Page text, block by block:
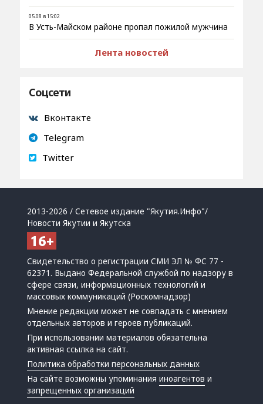
05.08 в 15:02
В Усть-Майском районе пропал пожилой мужчина
Лента новостей
Соцсети
Вконтакте
Telegram
Twitter
2013-2026 / Сетевое издание "Якутия.Инфо"/
Новости Якутии и Якутска
Свидетельство о регистрации СМИ ЭЛ № ФС 77 -
62371. Выдано Федеральной службой по надзору в
сфере связи, информационных технологий и
массовых коммуникаций (Роскомнадзор)
Мнение редакции может не совпадать с мнением
отдельных авторов и героев публикаций.
При использовании материалов обязательна
активная ссылка на сайт.
Политика обработки персональных данных
На сайте возможны упоминанияиноагентов и
запрещенных организаций